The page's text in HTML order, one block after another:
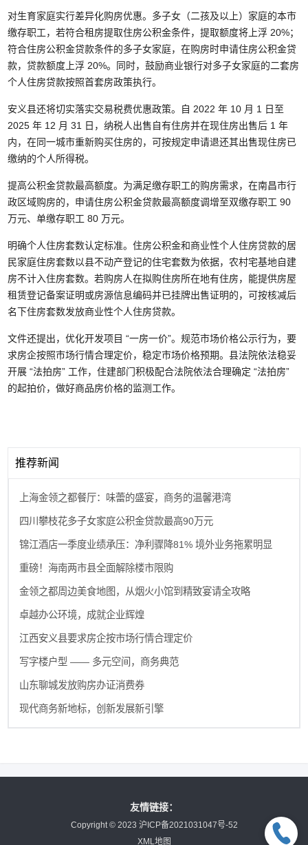
对生育家庭实行差异化购房优惠。多子女（二孩及以上）家庭的本市
缴存职工，若符合租房提取住房公积金条件，提取额度将上浮 20%；
符合住房公积金贷款条件的多子女家庭，在购房时申请住房公积金贷
款，贷款额度上浮 20%。同时，鼓励商业银行对多子女家庭的二套房
个人住房贷款按照首套房政策执行。
安义县还将切实落实交易税费优惠政策。自 2022 年 10 月 1 日至
2025 年 12 月 31 日，纳税人出售自有住房并在现住房出售后 1 年
内，在同一城市重新购买住房的，可按规定申请退还其出售现住房已
缴纳的个人所得税。
提高公积金贷款最高额度。为满足缴存职工的购房需求，在南昌市行
政区域购房的，申请住房公积金贷款最高额度调增至双缴存职工 90
万元、单缴存职工 80 万元。
明确个人住房套数认定标准。住房公积金和商业性个人住房贷款的居
民家庭住房套数以县不动产登记的住宅套数为依据，农村宅基地自建
房不计入住房套数。若购房人在拟购住房所在地有住房，能提供房屋
租赁登记备案证明或房源信息编码并已挂牌出售证明的，可按核减后
名下住房套数发放商业性个人住房贷款。
文件还提出，优化开发项目 “一房一价”。规范市场价格公示行为，要
求房企按照市场行情合理定价，稳定市场价格预期。县法院依法稳妥
开展 “法拍房” 工作，住建部门积极配合法院依法合理确定 “法拍房”
的起拍价，做好商品房价格的监测工作。
推荐新闻
上海金领之都餐厅：味蕾的盛宴，商务的温馨港湾
四川攀枝花多子女家庭公积金贷款最高90万元
锦江酒店一季度业绩承压：净利骤降81% 境外业务拖累明显
重磅！海南两市县全面解除楼市限购
金领之都周边美食地图，从烟火小馆到精致宴请全攻略
卓越办公环境，成就企业辉煌
江西安义县要求房企按市场行情合理定价
写字楼户型 —— 多元空间，商务典范
山东聊城发放购房办证消费券
现代商务新地标，创新发展新引擎
友情链接：
Copyright © 2023 沪ICP备2021031047号-52
XML地图